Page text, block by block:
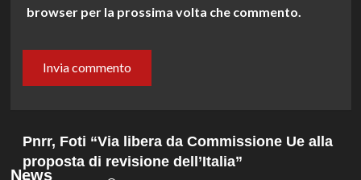
browser per la prossima volta che commento.
News
Pnrr, Foti “Via libera da Commissione Ue alla
proposta di revisione dell’Italia”